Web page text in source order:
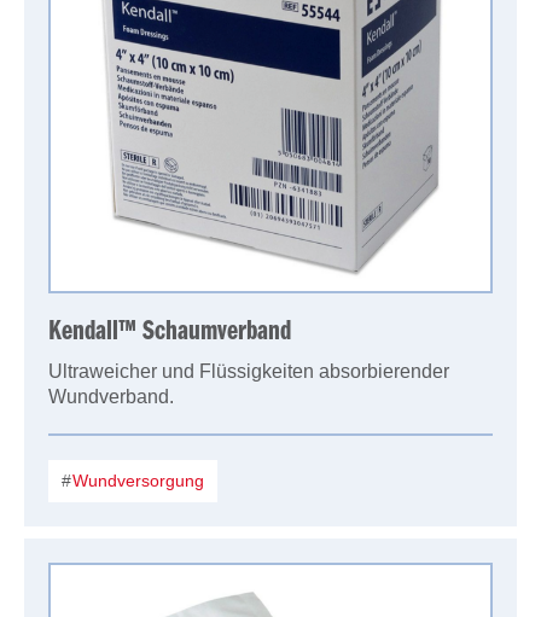
Kendall™ Schaumverband
Ultraweicher und Flüssigkeiten absorbierender
Wundverband.
Wundversorgung